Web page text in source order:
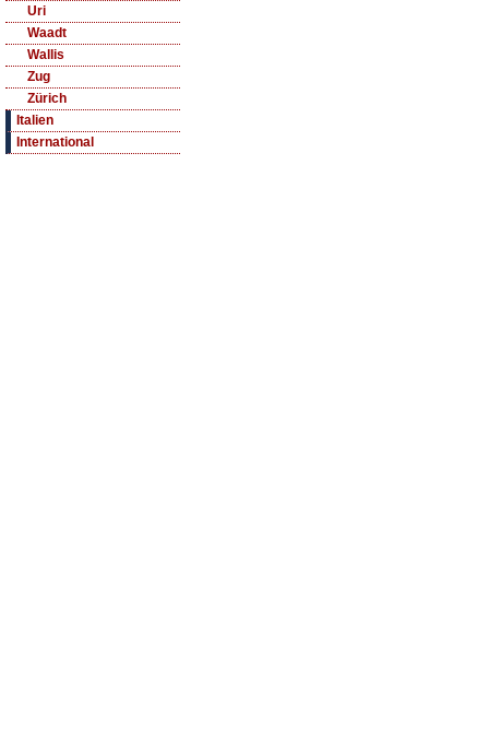
Uri
Waadt
Wallis
Zug
Zürich
Italien
International